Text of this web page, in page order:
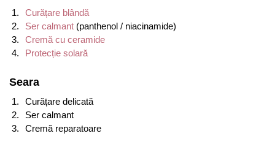
Curățare blândă
Ser calmant (panthenol / niacinamide)
Cremă cu ceramide
Protecție solară
Seara
Curățare delicată
Ser calmant
Cremă reparatoare